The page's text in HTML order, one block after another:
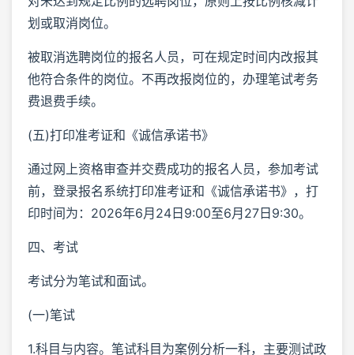
划或取消岗位。
被取消选聘岗位的报名人员，可在规定时间内改报其
他符合条件的岗位。不再改报岗位的，办理笔试考务
费退费手续。
(五)打印准考证和《诚信承诺书》
通过网上资格审查并交费成功的报名人员，参加考试
前，登录报名系统打印准考证和《诚信承诺书》，打
印时间为：2026年6月24日9:00至6月27日9:30。
四、考试
考试分为笔试和面试。
(一)笔试
1.科目与内容。笔试科目为案例分析一科，主要测试政